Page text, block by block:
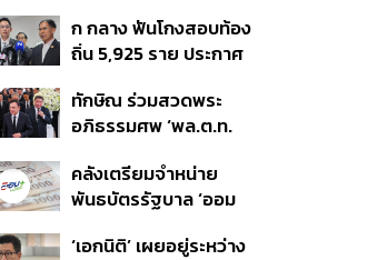
350’ เสริมความมั่นคง
ชายแดน
ก กลาง ฟันโกงสอบท้อง
ถิ่น 5,925 ราย ประกาศ
ราย รอ ป.ป.ช. ขีดเส้นแล้ว
เสร็จ 31 ส.ค.
ทักษิณ ร่วมสวดพระ
อภิธรรมศพ ‘พล.ต.ท.
สิน’ สิริอายุ 103 ปี แกนนำ
เพื่อไทย-บุคคลหลาก
คลังเตรียมจำหน่าย
พันธบัตรรัฐบาล ‘ออม
ก.ย.นี้ อาจเพิ่มสัดส่วนการ
‘เอกนิติ’ เผยอยู่ระหว่าง